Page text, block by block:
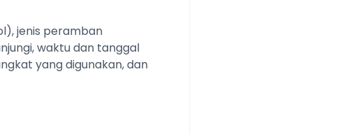
jenis peramban
waktu dan tanggal
yang digunakan, dan